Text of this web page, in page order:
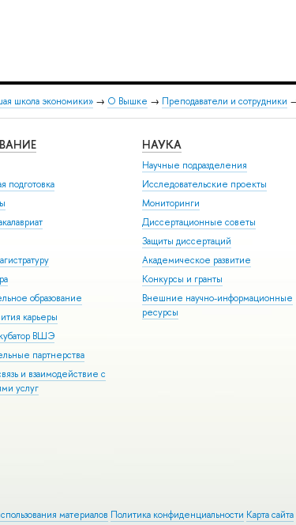
школа экономики» → О Вышке → Преподаватели и сотрудники
подготовка
образование
карьеры
ВШЭ
партнерства
и взаимодействие с
услуг
НАУКА
Научные подразделения
Исследовательские проекты
Мониторинги
Диссертационные советы
Защиты диссертаций
Академическое развитие
Конкурсы и гранты
Внешние научно-информационные
ресурсы
материалов Политика конфиденциальности Карта сайта